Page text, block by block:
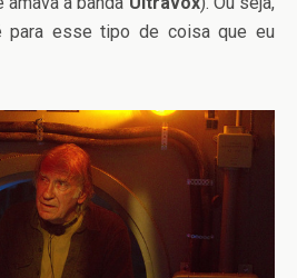
para esse tipo de coisa que eu